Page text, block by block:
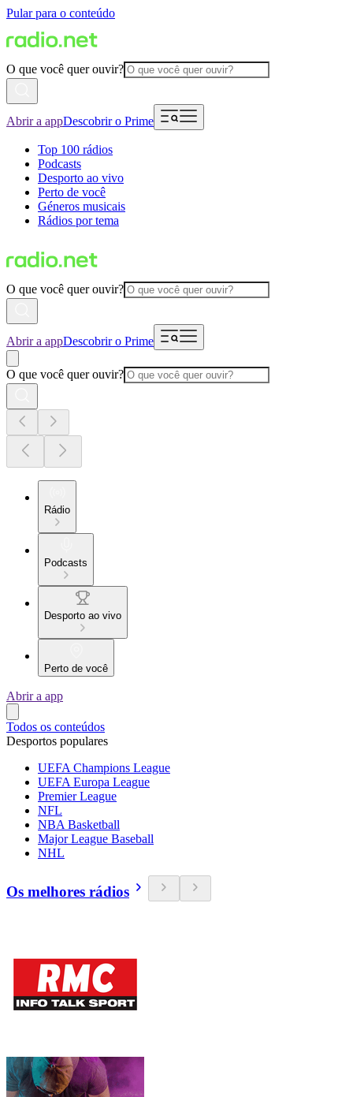
Pular para o conteúdo
O que você quer ouvir?
Abrir a appDescobrir o Prime
Top 100 rádios
Podcasts
Desporto ao vivo
Perto de você
Géneros musicais
Rádios por tema
O que você quer ouvir?
Abrir a appDescobrir o Prime
O que você quer ouvir?
Rádio
Podcasts
Desporto ao vivo
Perto de você
Abrir a app
Todos os conteúdos
Desportos populares
UEFA Champions League
UEFA Europa League
Premier League
NFL
NBA Basketball
Major League Baseball
NHL
Os melhores rádios